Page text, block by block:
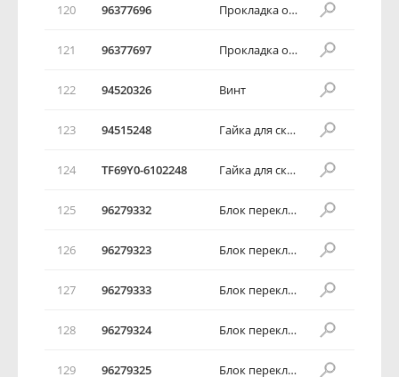
120 96377696 Прокладка обивки передней двери
121 96377697 Прокладка обивки передней двери
122 94520326 Винт
123 94515248 Гайка для скоростного закручивания
124 TF69Y0-6102248 Гайка для скоростного закручивания
125 96279332 Блок переключателей передней двери
126 96279323 Блок переключателей передней двери
127 96279333 Блок переключателей передней двери
128 96279324 Блок переключателей передней двери
129 96279325 Блок переключателей передней двери